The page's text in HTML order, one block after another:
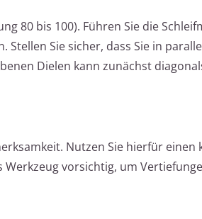
80 bis 100). Führen Sie die
Sie sicher, dass Sie in
Dielen kann zunächst
Nutzen Sie hierfür einen
Werkzeug vorsichtig, um